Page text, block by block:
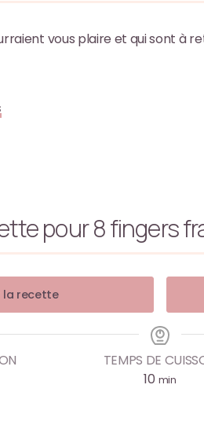
vous plaire et qui sont à
pour 8 fingers
la recette
TEMPS DE
10 min